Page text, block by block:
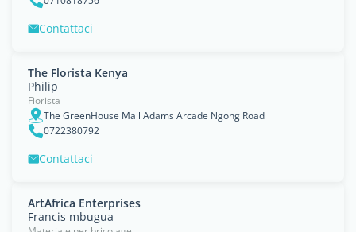
Contattaci
The Florista Kenya
Philip
Fiorista
The GreenHouse Mall Adams Arcade Ngong Road
0722380792
Contattaci
ArtAfrica Enterprises
Francis mbugua